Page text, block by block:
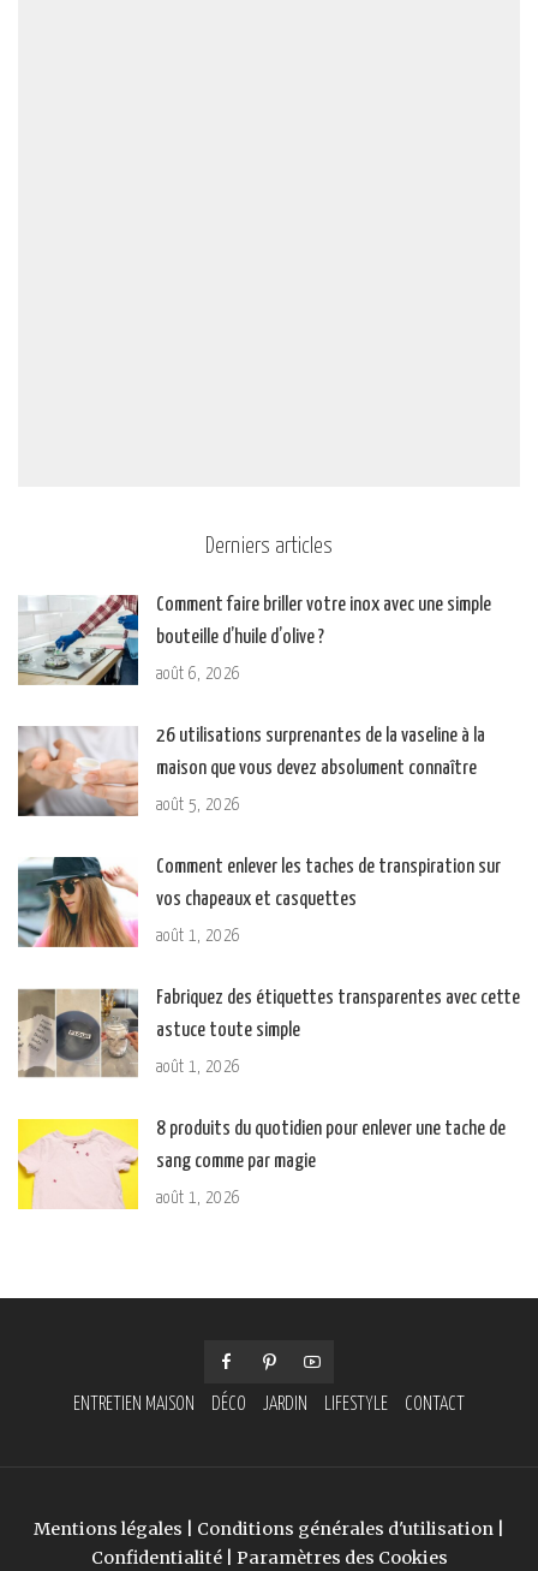
Derniers articles
Comment faire briller votre inox avec une simple
bouteille d’huile d’olive ?
août 6, 2026
26 utilisations surprenantes de la vaseline à la
maison que vous devez absolument connaître
août 5, 2026
Comment enlever les taches de transpiration sur
vos chapeaux et casquettes
août 1, 2026
Fabriquez des étiquettes transparentes avec cette
astuce toute simple
août 1, 2026
8 produits du quotidien pour enlever une tache de
sang comme par magie
août 1, 2026
ENTRETIEN MAISON DÉCO JARDIN LIFESTYLE CONTACT
Mentions légales Conditions générales d'utilisation
Confidentialité| Paramètres des Cookies